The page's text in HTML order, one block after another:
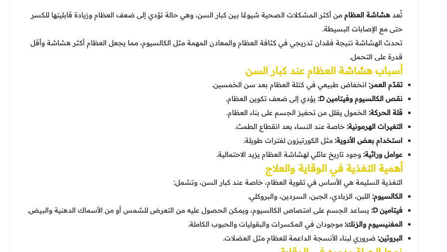
تُعد هشاشة العظام من أكثر المشكلات الصحية شيوعًا بين كبار السن، وهي حالة تؤدي إلى ضعف العظام وزيادة قابليتها للكسر
حتى مع الإصابات البسيطة.
تحدث الهشاشة نتيجة فقدان تدريجي في كثافة العظام والمعادن المهمة مثل الكالسيوم، مما يجعل العظام أكثر هشاشة وأقل
قدرة على التحمل.
أسباب هشاشة العظام عند كبار السن
تقدّم العمر: انخفاض طبيعي في كتلة العظام بعد سن الخمسين.
نقص الكالسيوم وفيتامين D:
يؤدي إلى ضعف تكوين العظام.
قلة الحركة: الخمول يقلل من تحفيز الجسم على بناء العظام.
التغيرات الهرمونية: خاصة عند النساء بعد انقطاع الطمث.
استخدام بعض الأدوية: مثل الكورتيزون لفترات طويلة.
عوامل وراثية: وجود تاريخ عائلي لهشاشة العظام يزيد الاحتمالية.
أهمية التغذية في الوقاية والعلاج
التغذية السليمة هي الأساس في تقوية العظام، خاصة عند كبار السن، وتشمل:
الكالسيوم: اللبن، الزبادي، الجبن، السردين، والبروكلي.
فيتامين D:
يساعد الجسم على امتصاص الكالسيوم، ويمكن الحصول عليه من التعرض للشمس أو من الأسماك الدهنية والبيض.
المغنيسيوم والزنك: موجودان في المكسرات والبقوليات والحبوب الكاملة.
البروتين: ضروري لبناء الأنسجة الداعمة للعظام مثل العضلات.